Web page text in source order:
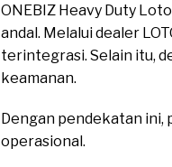
ONEBIZ Heavy Duty
andal. Melalui dealer
terintegrasi. Selain itu,
keamanan.
Dengan pendekatan
operasional.